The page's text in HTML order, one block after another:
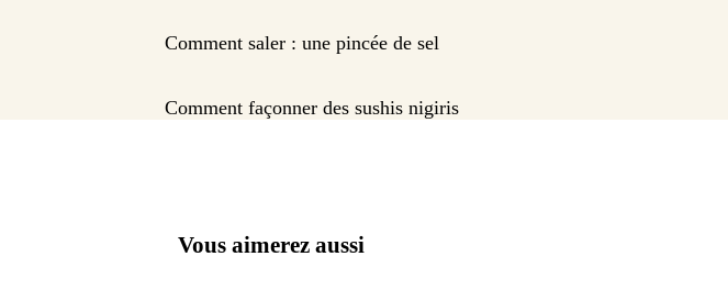
Comment saler : une pincée de sel
Comment façonner des sushis nigiris
Vous aimerez aussi